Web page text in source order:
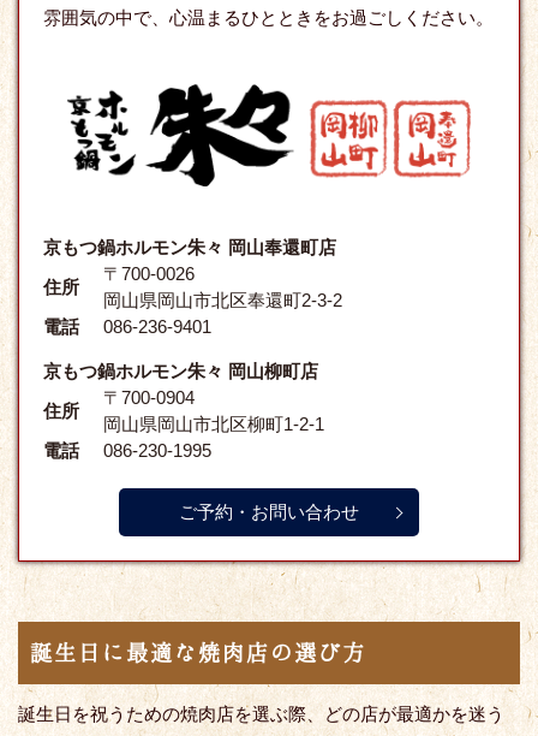
雰囲気の中で、心温まるひとときをお過ごしください。
京もつ鍋ホルモン朱々 岡山奉還町店
住所
〒700-0026
岡山県岡山市北区奉還町2-3-2
電話
086-236-9401
京もつ鍋ホルモン朱々 岡山柳町店
住所
〒700-0904
岡山県岡山市北区柳町1-2-1
電話
086-230-1995
ご予約・お問い合わせ
誕生日に最適な焼肉店の選び方
誕生日を祝うための焼肉店を選ぶ際、どの店が最適かを迷う